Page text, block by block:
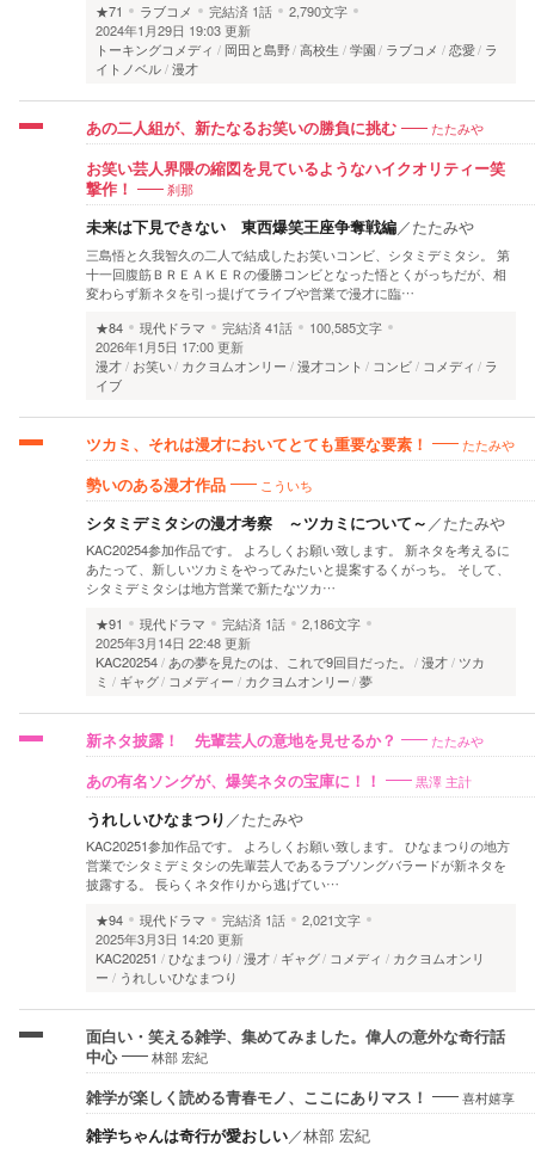
★71
ラブコメ 完結済 1話
2,790文字
2024年1月29日 19:03 更新
トーキングコメディ
岡田と島野 高校生 学園 ラブコメ 恋愛 ラ
イトノベル 漫才
あの二人組が、新たなるお笑いの勝負に挑む たたみや
お笑い芸人界隈の縮図を見ているようなハイクオリティー笑
撃作！
刹那
未来は下見できない 東西爆笑王座争奪戦編／たたみや
三島悟と久我智久の二人で結成したお笑いコンビ、シタミデミタシ。 第
十一回腹筋ＢＲＥＡＫＥＲの優勝コンビとなった悟とくがっちだが、相
変わらず新ネタを引っ提げてライブや営業で漫才に臨…
★84
現代ドラマ 完結済41話
100,585文字
2026年1月5日 17:00 更新
漫才
お笑い カクヨムオンリー 漫才コント コンビ コメディ
ラ
イブ
ツカミ、それは漫才においてとても重要な要素！ たたみや
勢いのある漫才作品 こういち
シタミデミタシの漫才考察 ～ツカミについて～ ／たたみや
KAC20254参加作品です。 よろしくお願い致します。 新ネタを考えるに
あたって、新しいツカミをやってみたいと提案するくがっち。 そして、
シタミデミタシは地方営業で新たなツカ…
★91
現代ドラマ 完結済 1話
2,186文字
2025年3月14日 22:48 更新
KAC20254
あの夢を見たのは、これで9回目だった。 漫才
ツカ
ミ
ギャグ コメディー カクヨムオンリー 夢
新ネタ披露！ 先輩芸人の意地を見せるか？ たたみや
あの有名ソングが、爆笑ネタの宝庫に！！ 黒澤 主計
うれしいひなまつり ／たたみや
KAC20251参加作品です。 よろしくお願い致します。 ひなまつりの地方
営業でシタミデミタシの先輩芸人であるラブソングバラードが新ネタを
披露する。 長らくネタ作りから逃げてい…
★94
現代ドラマ 完結済 1話
2,021文字
2025年3月3日 14:20 更新
KAC20251
ひなまつり 漫才 ギャグ コメディ
カクヨムオンリ
ー
うれしいひなまつり
面白い・笑える雑学、集めてみました。偉人の意外な奇行話
中心
林部 宏紀
雑学が楽しく読める青春モノ、ここにありマス！ 喜村嬉享
雑学ちゃんは奇行が愛おしい／林部 宏紀